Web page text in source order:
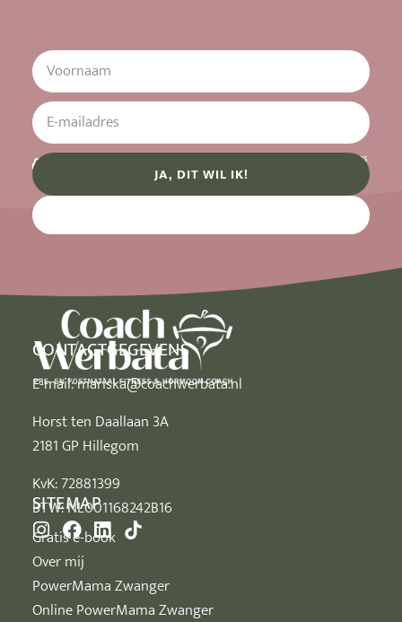
JA, DIT WIL IK!
Je gegevens zijn veilig. Ze worden op vertrouwelijke wijze verwerkt volgens
CONTACTGEGEVENS
E-mail:mariska@coachwerbata.nl
Horst ten Daallaan 3A
2181 GP Hillegom
KvK: 72881399
BTW: NL001168242B16
SITEMAP
Gratis e-book
Over mij
PowerMama Zwanger
Online PowerMama Zwanger